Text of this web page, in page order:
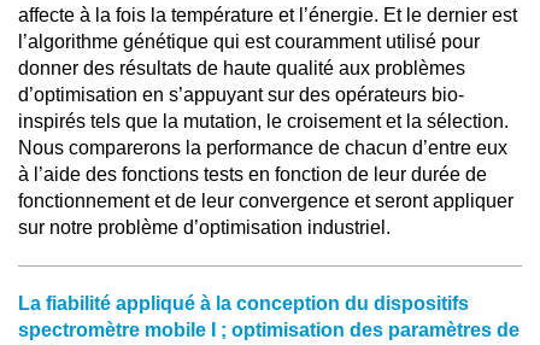
affecte à la fois la température et l’énergie. Et le dernier est
l’algorithme génétique qui est couramment utilisé pour
donner des résultats de haute qualité aux problèmes
d’optimisation en s’appuyant sur des opérateurs bio-
inspirés tels que la mutation, le croisement et la sélection.
Nous comparerons la performance de chacun d’entre eux
à l’aide des fonctions tests en fonction de leur durée de
fonctionnement et de leur convergence et seront appliquer
sur notre problème d’optimisation industriel.
La fiabilité appliqué à la conception du dispositifs
spectromètre mobile I ; optimisation des paramètres de